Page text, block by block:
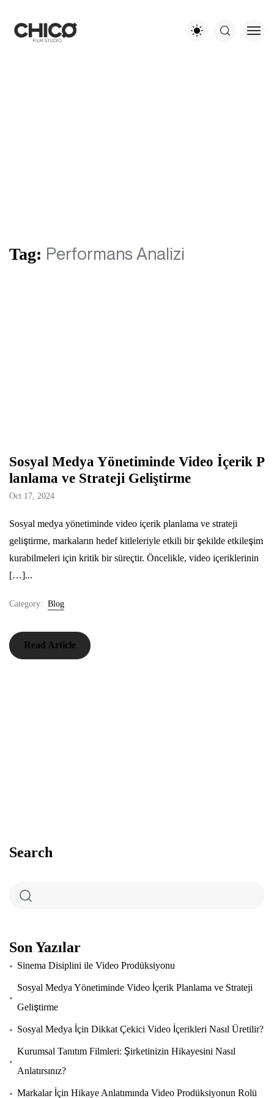
Tag: Performans Analizi
Sosyal Medya Yönetiminde Video İçerik P
lanlama ve Strateji Geliştirme
Oct 17, 2024
Sosyal medya yönetiminde video içerik planlama ve strateji
geliştirme, markaların hedef kitleleriyle etkili bir şekilde etkileşim
kurabilmeleri için kritik bir süreçtir. Öncelikle, video içeriklerinin
[…]...
Category: Blog
Read Article
Search
Son Yazılar
Sinema Disiplini ile Video Prodüksiyonu
Sosyal Medya Yönetiminde Video İçerik Planlama ve Strateji
Geliştirme
Sosyal Medya İçin Dikkat Çekici Video İçerikleri Nasıl Üretilir?
Kurumsal Tanıtım Filmleri: Şirketinizin Hikayesini Nasıl
Anlatırsınız?
Markalar İçin Hikaye Anlatımında Video Prodüksiyonun Rolü